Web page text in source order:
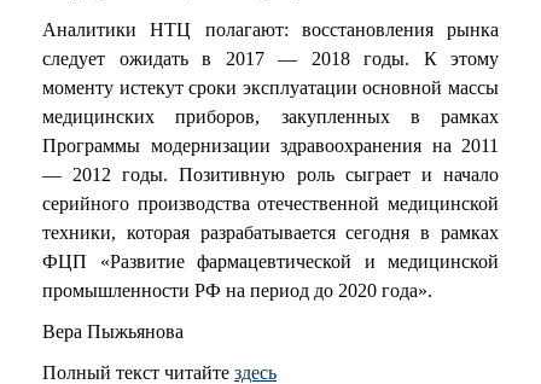
Аналитики НТЦ полагают: восстановления рынка
следует ожидать в 2017 — 2018 годы. К этому
моменту истекут сроки эксплуатации основной массы
медицинских приборов, закупленных в рамках
Программы модернизации здравоохранения на 2011
— 2012 годы. Позитивную роль сыграет и начало
серийного производства отечественной медицинской
техники, которая разрабатывается сегодня в рамках
ФЦП «Развитие фармацевтической и медицинской
промышленности РФ на период до 2020 года».
Вера Пыжьянова
Полный текст читайте здесь